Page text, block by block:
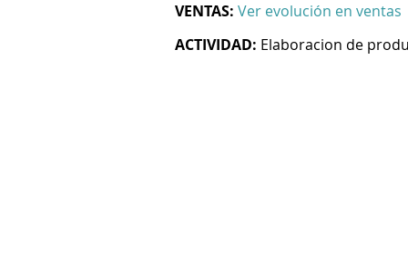
VENTAS: Ver evolución en ventas
ACTIVIDAD: Elaboracion de